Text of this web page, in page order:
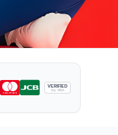
VERIFIED
by VISA